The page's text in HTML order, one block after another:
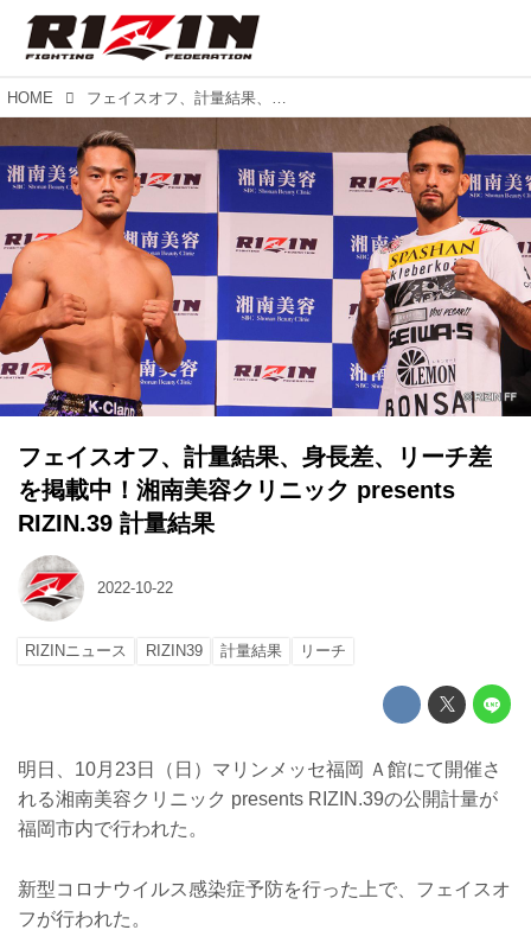
HOME フェイスオフ、計量結果、身長差、リーチ差を掲載中！湘南美容クリニック presents RIZIN.39 計量結果
フェイスオフ、計量結果、身長差、リーチ差
を掲載中！湘南美容クリニック presents
RIZIN.39 計量結果
2022-10-22
RIZINニュース RIZIN39 計量結果 リーチ
明日、10月23日（日）マリンメッセ福岡 Ａ館にて開催さ
れる湘南美容クリニック presents RIZIN.39の公開計量が
福岡市内で行われた。
新型コロナウイルス感染症予防を行った上で、フェイスオ
フが行われた。